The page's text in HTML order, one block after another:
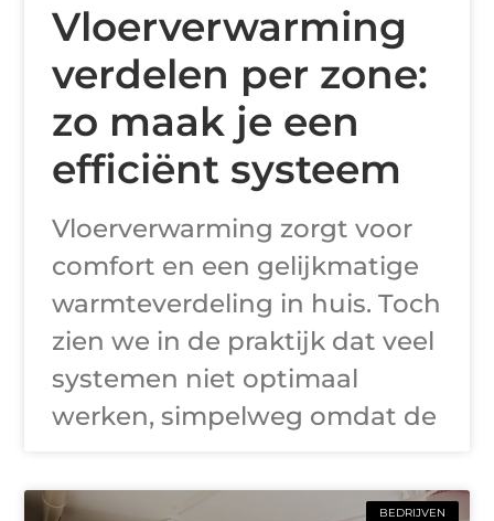
Vloerverwarming
verdelen per zone:
zo maak je een
efficiënt systeem
Vloerverwarming zorgt voor
comfort en een gelijkmatige
warmteverdeling in huis. Toch
zien we in de praktijk dat veel
systemen niet optimaal
werken, simpelweg omdat de
BEDRIJVEN